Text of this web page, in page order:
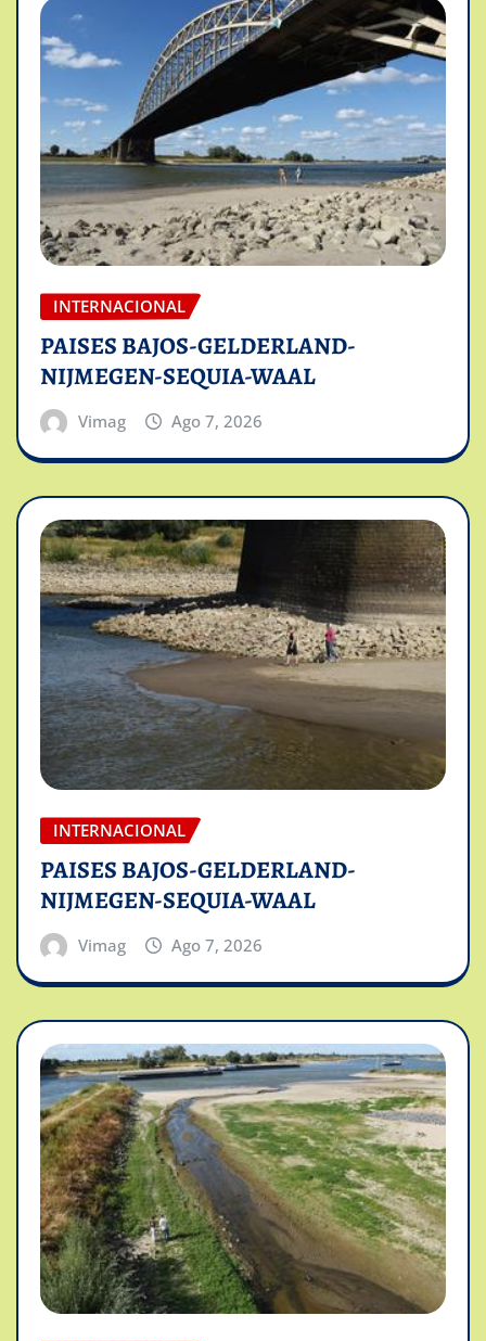
INTERNACIONAL
PAISES BAJOS-GELDERLAND-
NIJMEGEN-SEQUIA-WAAL
Vimag Ago 7, 2026
INTERNACIONAL
PAISES BAJOS-GELDERLAND-
NIJMEGEN-SEQUIA-WAAL
Vimag Ago 7, 2026